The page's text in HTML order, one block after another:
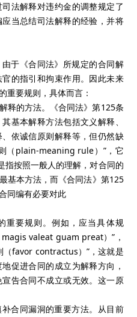
法解释对违约金的调整规定了
当总结司法解释的经验，并将
于《合同法》所规定的合同解
的指引和拘束作用。因此未来
重要规则，具体而言：
释的方法。《合同法》第125条
基本解释方法包括文义解释、
依诚信原则解释等，但仍然缺
（plain-meaning rule）”，它
指按照一般人的理解，对合同的
基本方法，而《合同法》第125
同编有必要对此
重要规则。例如，应当具体规
valeat guam preat）”，
（favor contractus）”，这就是
促进合同的成立为解释方向，
告合同不成立或无效。这一原
合同漏洞的重要方法。从目前